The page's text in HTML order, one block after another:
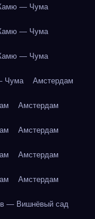
— Чума
— Чума
— Чума
Чума Амстердам
Амстердам
Амстердам
Амстердам
Амстердам
— Вишнёвый сад